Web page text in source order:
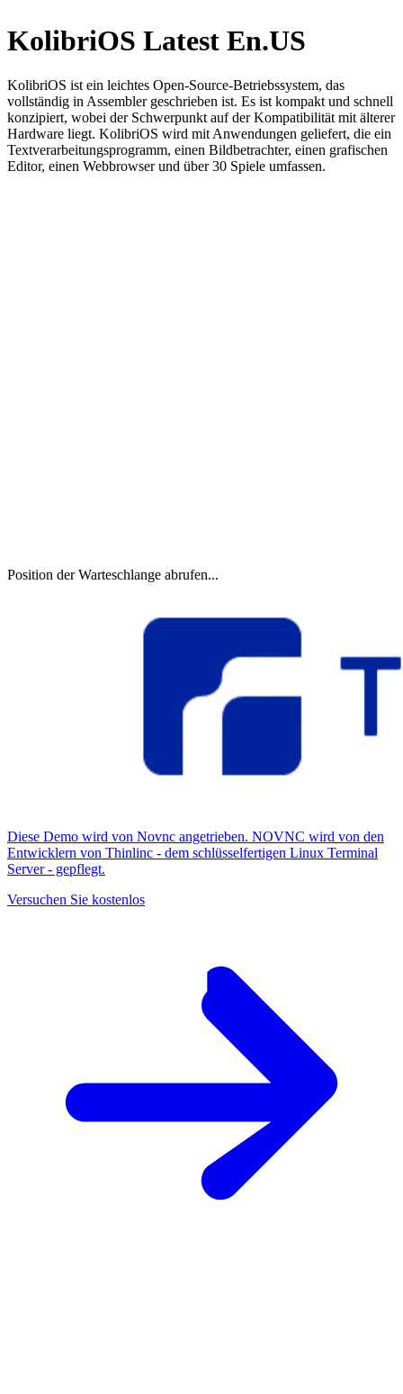
KolibriOS Latest En.US
KolibriOS ist ein leichtes Open-Source-Betriebssystem, das
vollständig in Assembler geschrieben ist. Es ist kompakt und schnell
konzipiert, wobei der Schwerpunkt auf der Kompatibilität mit älterer
Hardware liegt. KolibriOS wird mit Anwendungen geliefert, die ein
Textverarbeitungsprogramm, einen Bildbetrachter, einen grafischen
Editor, einen Webbrowser und über 30 Spiele umfassen.
Position der Warteschlange abrufen...
Diese Demo wird von Novnc angetrieben. NOVNC wird von den
Entwicklern von Thinlinc - dem schlüsselfertigen Linux Terminal
Server - gepflegt.
Versuchen Sie kostenlos